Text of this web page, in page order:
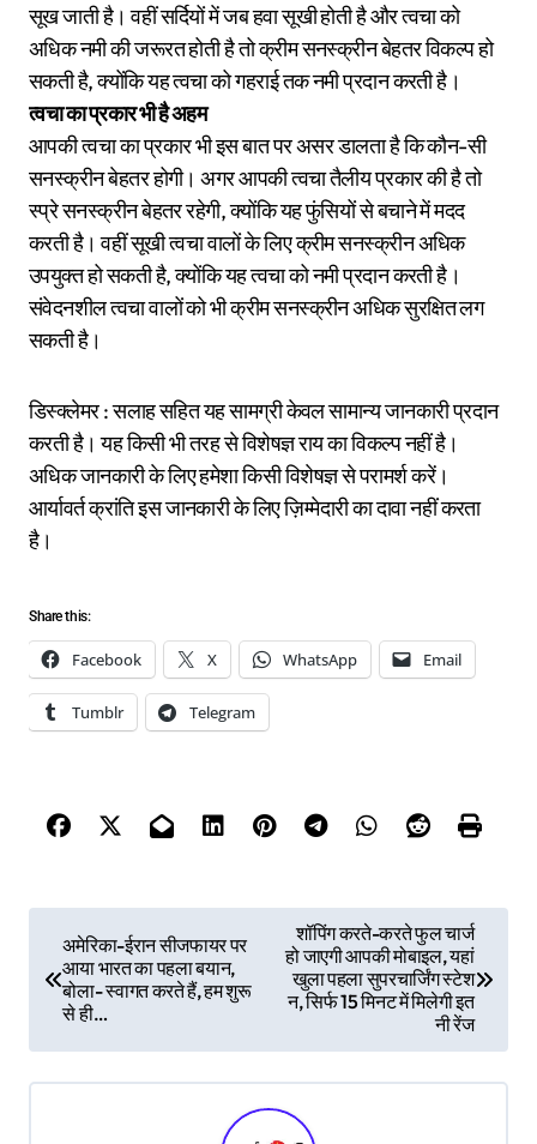
सूख जाती है। वहीं सर्दियों में जब हवा सूखी होती है और त्वचा को
अधिक नमी की जरूरत होती है तो क्रीम सनस्क्रीन बेहतर विकल्प हो
सकती है, क्योंकि यह त्वचा को गहराई तक नमी प्रदान करती है।
त्वचा का प्रकार भी है अहम
आपकी त्वचा का प्रकार भी इस बात पर असर डालता है कि कौन-सी
सनस्क्रीन बेहतर होगी। अगर आपकी त्वचा तैलीय प्रकार की है तो
स्प्रे सनस्क्रीन बेहतर रहेगी, क्योंकि यह फुंसियों से बचाने में मदद
करती है। वहीं सूखी त्वचा वालों के लिए क्रीम सनस्क्रीन अधिक
उपयुक्त हो सकती है, क्योंकि यह त्वचा को नमी प्रदान करती है।
संवेदनशील त्वचा वालों को भी क्रीम सनस्क्रीन अधिक सुरक्षित लग
सकती है।
डिस्क्लेमर : सलाह सहित यह सामग्री केवल सामान्य जानकारी प्रदान
करती है। यह किसी भी तरह से विशेषज्ञ राय का विकल्प नहीं है।
अधिक जानकारी के लिए हमेशा किसी विशेषज्ञ से परामर्श करें।
आर्यावर्त क्रांति इस जानकारी के लिए ज़िम्मेदारी का दावा नहीं करता
है।
Share this:
Facebook X WhatsApp Email
Tumblr Telegram
t
n
अमेरिका-ईरान सीजफायर पर
आया भारत का पहला बयान,
बोला- स्वागत करते हैं, हम शुरू
से ही…
शॉपिंग करते-करते फुल चार्ज
हो जाएगी आपकी मोबाइल, यहां
खुला पहला सुपरचार्जिंग स्टेश
न, सिर्फ 15 मिनट में मिलेगी इत
नी रेंज